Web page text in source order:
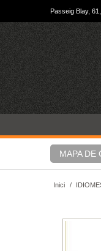
Passeig Blay,
MAPA DE
Inici /